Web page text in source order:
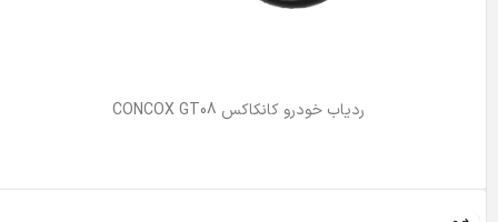
ردیاب خودرو کانکاکس CONCOX GT08